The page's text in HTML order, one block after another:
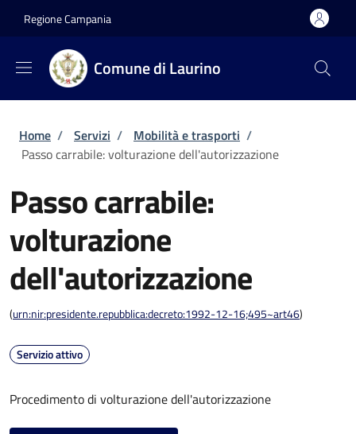
Regione Campania
Comune di Laurino
Briciole di pane
Home / Servizi / Mobilità e trasporti /
Passo carrabile: volturazione dell'autorizzazione
Passo carrabile:
volturazione
dell'autorizzazione
(urn:nir:presidente.repubblica:decreto:1992-12-16;495~art46)
Servizio attivo
Procedimento di volturazione dell'autorizzazione